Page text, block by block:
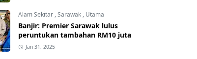
Alam Sekitar ,Sarawak , Utama
Banjir: Premier Sarawak lulus
peruntukan tambahan RM10 juta
Jan 31, 2025